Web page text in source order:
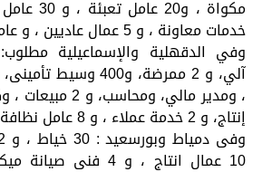
خدمات معاونة ، و 5 عمال عاديين ، و عامل مغسلة .
وفي الدقهلية والإسماعيلية
إنتاج، و 2 خدمة عملاء ، و 8 عامل نظافة .